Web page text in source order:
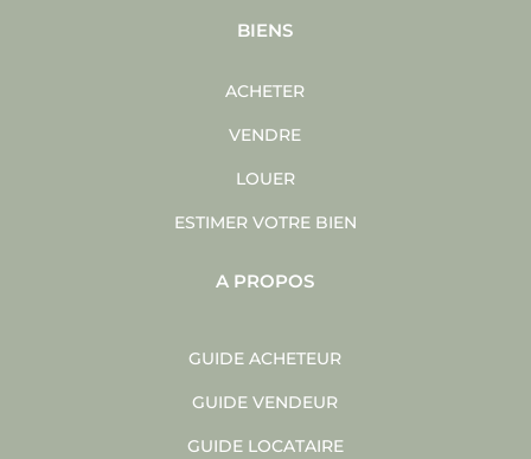
BIENS
ACHETER
VENDRE
LOUER
ESTIMER VOTRE BIEN
A PROPOS
GUIDE ACHETEUR
GUIDE VENDEUR
GUIDE LOCATAIRE